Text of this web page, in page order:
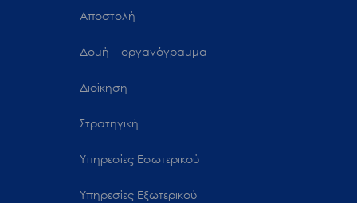
Αποστολή
Δομή – οργανόγραμμα
Διοίκηση
Στρατηγική
Υπηρεσίες Εσωτερικού
Υπηρεσίες Εξωτερικού